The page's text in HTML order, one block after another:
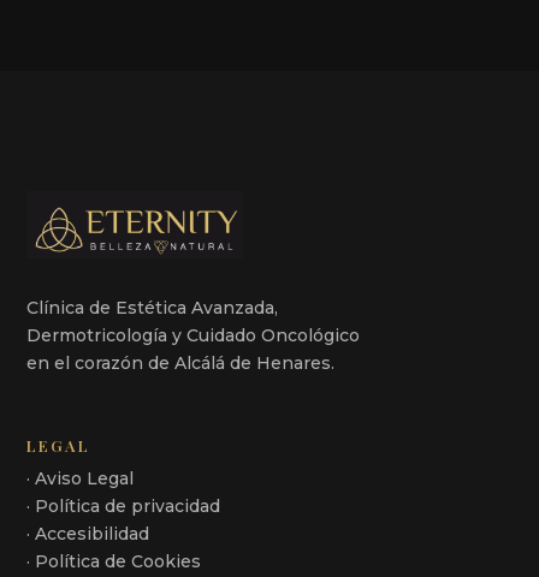
Clínica de Estética Avanzada,
Dermotricología y Cuidado Oncológico
en el corazón de Alcálá de Henares.
LEGAL
· Aviso Legal
· Política de privacidad
· Accesibilidad
· Política de Cookies